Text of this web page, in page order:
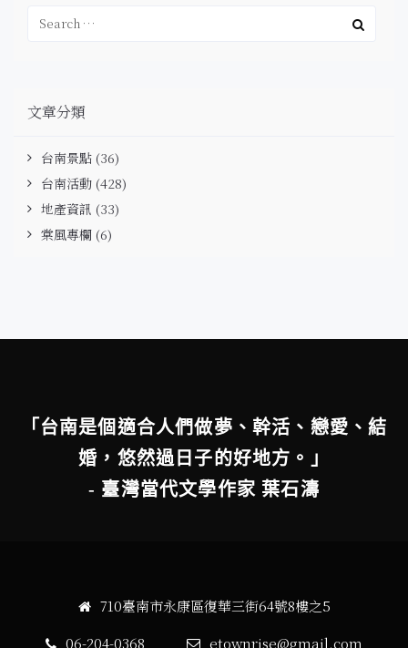
文章分類
台南景點 (36)
台南活動 (428)
地產資訊 (33)
棠風專欄 (6)
「台南是個適合人們做夢、幹活、戀愛、結
婚，悠然過日子的好地方。」
- 臺灣當代文學作家 葉石濤
710臺南市永康區復華三街64號8樓之5
06-204-0368
etownrise@gmail.com